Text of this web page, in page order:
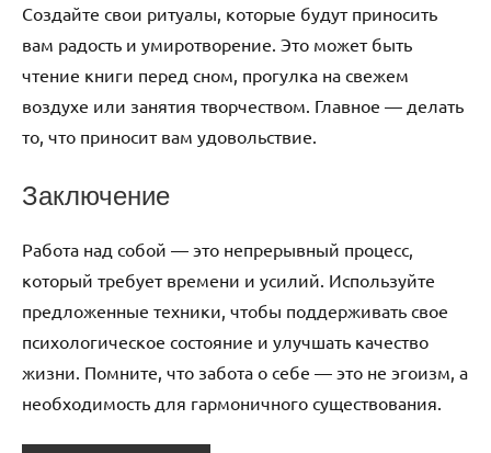
Создайте свои ритуалы, которые будут приносить
вам радость и умиротворение. Это может быть
чтение книги перед сном, прогулка на свежем
воздухе или занятия творчеством. Главное — делать
то, что приносит вам удовольствие.
Заключение
Работа над собой — это непрерывный процесс,
который требует времени и усилий. Используйте
предложенные техники, чтобы поддерживать свое
психологическое состояние и улучшать качество
жизни. Помните, что забота о себе — это не эгоизм, а
необходимость для гармоничного существования.